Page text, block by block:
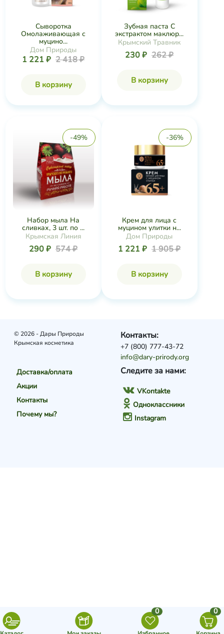
Сыворотка
Омолаживающая с
муцино...
Дом Природы
1 221 ₽ 2 418 ₽
В корзину
Зубная паста С
экстрактом маклюр...
Крымский Травник
230 ₽ 262 ₽
В корзину
-49%
Набор мыла На
сливках, 3 шт. по ...
Крымская Линия
290 ₽ 574 ₽
В корзину
-36%
Крем для лица с
муцином улитки н...
Дом Природы
1 221 ₽ 1 905 ₽
В корзину
© 2026 - Дары Природы
Крымская косметика
Доставка/оплата
Акции
Контакты
Почему мы?
Следите за нами:
VKontakte
Одноклассники
Instagram
Контакты:
+7 (800) 777-43-72
info@dary-prirody.org
0 0